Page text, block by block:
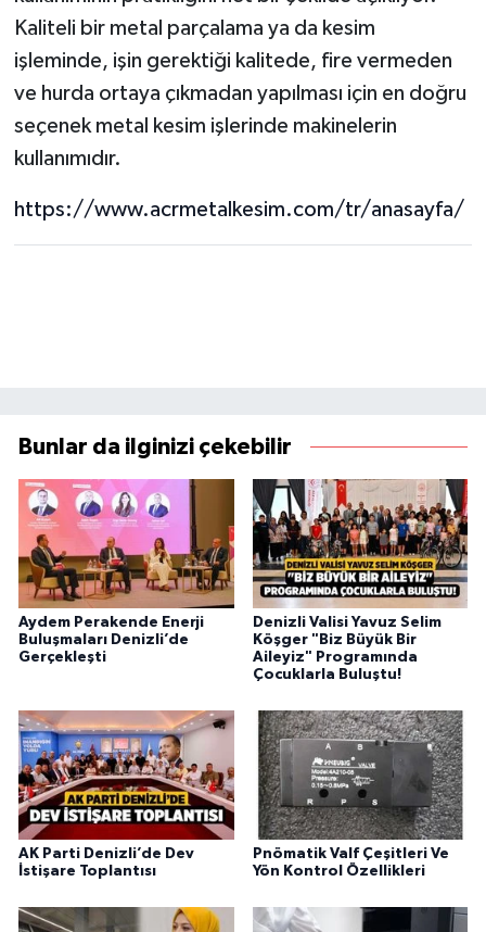
Kaliteli bir metal parçalama ya da kesim
işleminde, işin gerektiği kalitede, fire vermeden
ve hurda ortaya çıkmadan yapılması için en doğru
seçenek metal kesim işlerinde makinelerin
kullanımıdır.
https://www.acrmetalkesim.com/tr/anasayfa/
Bunlar da ilginizi çekebilir
Aydem Perakende Enerji
Buluşmaları Denizli’de
Gerçekleşti
Denizli Valisi Yavuz Selim
Köşger "Biz Büyük Bir
Aileyiz" Programında
Çocuklarla Buluştu!
AK Parti Denizli’de Dev
İstişare Toplantısı
Pnömatik Valf Çeşitleri Ve
Yön Kontrol Özellikleri